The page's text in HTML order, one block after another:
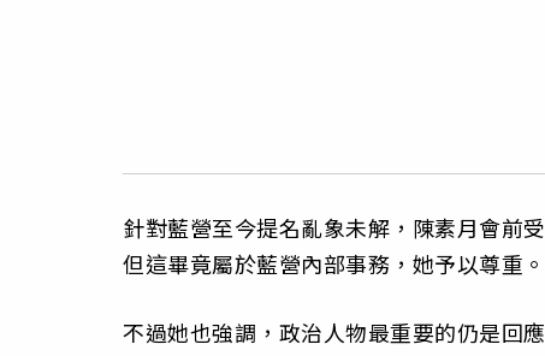
針對藍營至今提名亂象未解，陳素月會前
但這畢竟屬於藍營內部事務，她予以尊重。
不過她也強調，政治人物最重要的仍是回